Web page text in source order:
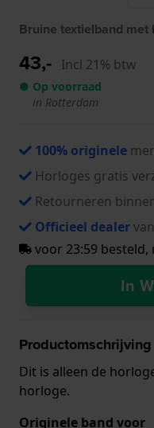
Bruine textielband met
43,- Incl 21% btw
● Op voorraad
in Rotterdam
100% originele
Horloges gratis
Retourneren
Officieel dealer
voor 23:59
In
Productomschrijving
Dit is alleen de
horloge.
Originele band voor